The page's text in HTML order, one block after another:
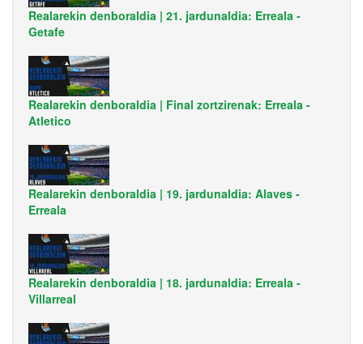
Realarekin denboraldia | 21. jardunaldia: Erreala -
Getafe
Realarekin denboraldia | Final zortzirenak: Erreala -
Atletico
Realarekin denboraldia | 19. jardunaldia: Alaves -
Erreala
Realarekin denboraldia | 18. jardunaldia: Erreala -
Villarreal